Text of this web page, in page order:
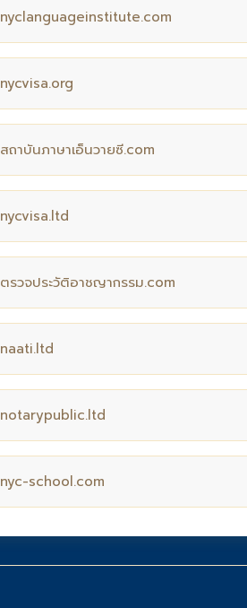
nyclanguageinstitute.com
nycvisa.org
สถาบันภาษาเอ็นวายซี.com
nycvisa.ltd
ตรวจประวัติอาชญากรรม.com
naati.ltd
notarypublic.ltd
nyc-school.com